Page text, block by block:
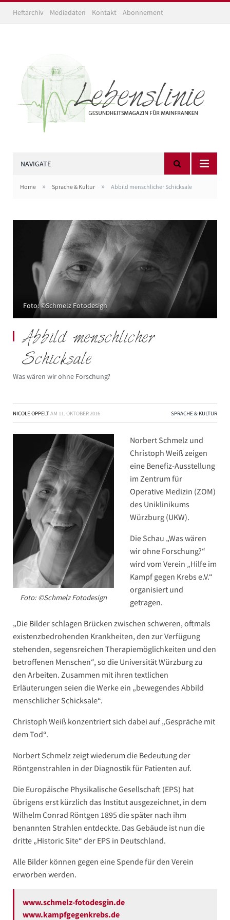
Heftarchiv Mediadaten Kontakt Abonnement
NAVIGATE
Home » Sprache & Kultur » Abbild menschlicher Schicksale
Foto: ©Schmelz Fotodesign
Abbild menschlicher
Schicksale
Was wären wir ohne Forschung?
NICOLE OPPELTAM 11. OKTOBER 2016 SPRACHE & KULTUR
Foto: ©Schmelz Fotodesign
Norbert Schmelz und
Christoph Weiß zeigen
eine Benefiz-Ausstellung
im Zentrum für
Operative Medizin (ZOM)
des Uniklinikums
Würzburg (UKW).
Die Schau „Was wären
wir ohne Forschung?“
wird vom Verein „Hilfe im
Kampf gegen Krebs e.V.“
organisiert und
getragen.
„Die Bilder schlagen Brücken zwischen schweren, oftmals
existenzbedrohenden Krankheiten, den zur Verfügung
stehenden, segensreichen Therapiemöglichkeiten und den
betroffenen Menschen“, so die Universität Würzburg zu
den Arbeiten. Zusammen mit ihren textlichen
Erläuterungen seien die Werke ein „bewegendes Abbild
menschlicher Schicksale“.
Christoph Weiß konzentriert sich dabei auf „Gespräche mit
dem Tod“.
Norbert Schmelz zeigt wiederum die Bedeutung der
Röntgenstrahlen in der Diagnostik für Patienten auf.
Die Europäische Physikalische Gesellschaft (EPS) hat
übrigens erst kürzlich das Institut ausgezeichnet, in dem
Wilhelm Conrad Röntgen 1895 die später nach ihm
benannten Strahlen entdeckte. Das Gebäude ist nun die
dritte „Historic Site“ der EPS in Deutschland.
Alle Bilder können gegen eine Spende für den Verein
erworben werden.
www.schmelz-fotodesgin.de
www.kampfgegenkrebs.de